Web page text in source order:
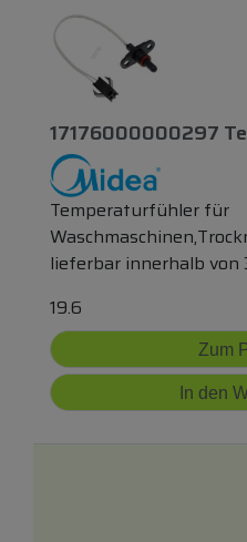
17176000000297
Temperaturfühler für
lieferbar innerhalb von
19.6
Zum
In den